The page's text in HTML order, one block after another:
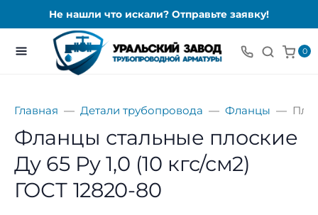
Не нашли что искали? Отправьте заявку!
0
Главная Детали трубопровода Фланцы
Фланцы стальные плоские
Ду 65 Ру 1,0 (10 кгс/см2)
ГОСТ 12820-80